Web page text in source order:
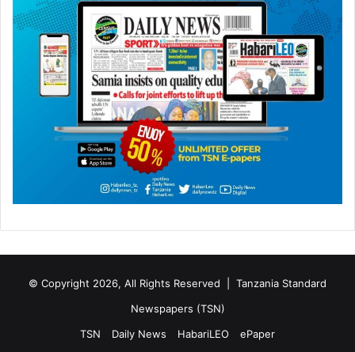
© Copyright 2026, All Rights Reserved | Tanzania Standard
Newspapers (TSN)
TSN
Daily News HabariLEO ePaper